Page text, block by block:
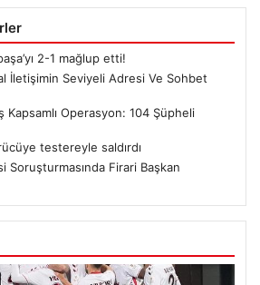
2-1 mağlup etti!
İletişimin Seviyeli Adresi Ve Sohbet
Kapsamlı Operasyon: 104 Şüpheli
testereyle saldırdı
Soruşturmasında Firari Başkan